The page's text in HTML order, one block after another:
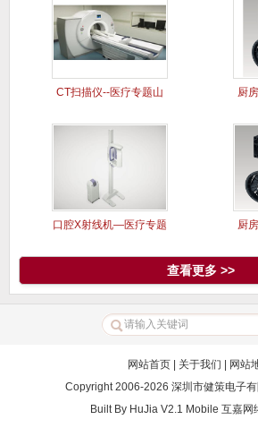
CT扫描仪--医疗专题山 厨
口腔X射线机—医疗专题 厨
查看更多 >>
网站首页 | 关于我们 | 网站
Copyright 2006-2026 深圳市健策电子
Built By HuJia V2.1 Mobile 互嘉网